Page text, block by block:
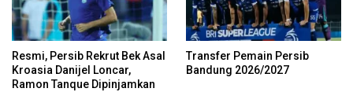
Resmi, Persib Rekrut Bek Asal
Kroasia Danijel Loncar,
Ramon Tanque Dipinjamkan
Transfer Pemain Persib
Bandung 2026/2027